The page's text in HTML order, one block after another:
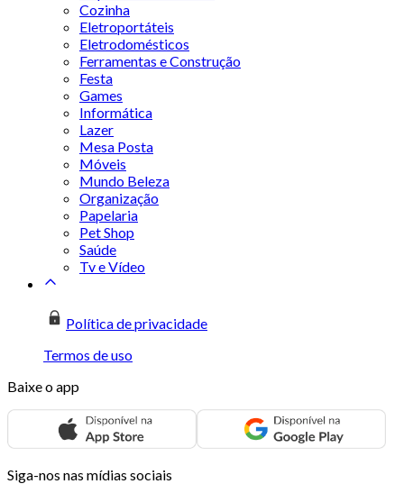
Cozinha
Eletroportáteis
Eletrodomésticos
Ferramentas e Construção
Festa
Games
Informática
Lazer
Mesa Posta
Móveis
Mundo Beleza
Organização
Papelaria
Pet Shop
Saúde
Tv e Vídeo
Política de privacidade
Termos de uso
Baixe o app
Siga-nos nas mídias sociais